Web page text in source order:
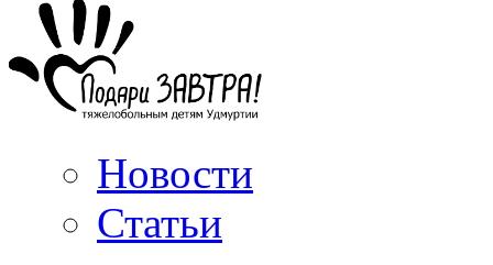
Новости
Статьи